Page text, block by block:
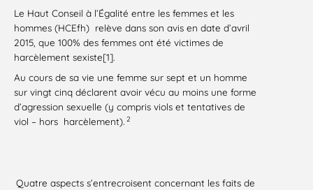
Le Haut Conseil à l’Égalité entre les femmes et les
hommes (HCEfh) relève dans son avis en date d’avril
2015, que 100% des femmes ont été victimes de
harcèlement sexiste[1].
Au cours de sa vie une femme sur sept et un homme
sur vingt cinq déclarent avoir vécu au moins une forme
d’agression sexuelle (y compris viols et tentatives de
viol – hors harcèlement). 2
Quatre aspects s’entrecroisent concernant les faits de